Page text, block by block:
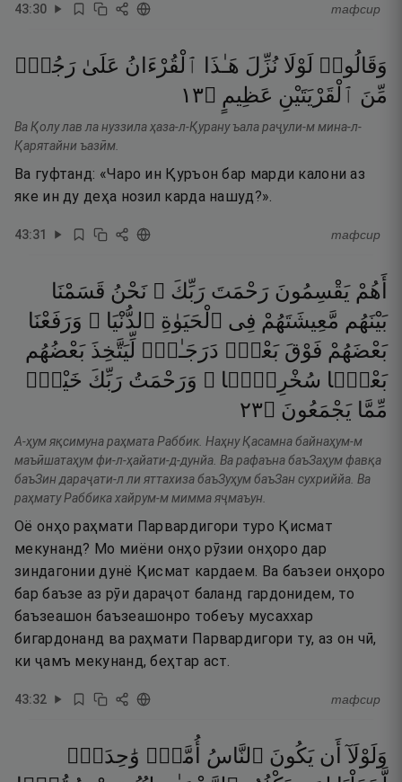
43:30 тафсир
وَقَالُوا۟ لَوْلَا نُزِّلَ هَـٰذَا ٱلْقُرْءَانُ عَلَىٰ رَجُلٍۢ
مِّنَ ٱلْقَرْيَتَيْنِ عَظِيمٍ ۝٣١
Ва Қолу лав ла нуззила ҳаза-л-Қурану ъала раҷули-м мина-л-
Қарятайни ъазӣм.
Ва гуфтанд: «Чаро ин Қуръон бар марди калони аз
яке ин ду деҳа нозил карда нашуд?».
43:31 тафсир
أَهُمْ يَقْسِمُونَ رَحْمَتَ رَبِّكَ ۚ نَحْنُ قَسَمْنَا
بَيْنَهُم مَّعِيشَتَهُمْ فِى ٱلْحَيَوٰةِ ٱلدُّنْيَا ۚ وَرَفَعْنَا
بَعْضَهُمْ فَوْقَ بَعْضٍۢ دَرَجَـٰتٍۢ لِّيَتَّخِذَ بَعْضُهُم
بَعْضًۭا سُخْرِيًّۭا ۗ وَرَحْمَتُ رَبِّكَ خَيْرٌۭ
مِّمَّا يَجْمَعُونَ ۝٣٢
А-ҳум яқсимуна раҳмата Раббик. Наҳну Қасамна байнаҳум-м
маъӣшатаҳум фи-л-ҳайати-д-дунйа. Ва рафаъна баъЗаҳум фавқа
баъЗин дараҷати-л ли яттахиза баъЗуҳум баъЗан сухриййа. Ва
раҳмату Раббика хайрум-м мимма яҷмаъун.
Оё онҳо раҳмати Парвардигори туро Қисмат
мекунанд? Мо миёни онҳо рӯзии онҳоро дар
зиндагонии дунё Қисмат кардаем. Ва баъзеи онҳоро
бар баъзе аз рӯи дараҷот баланд гардонидем, то
баъзеашон баъзеашонро тобеъу мусаххар
бигардонанд ва раҳмати Парвардигори ту, аз он чӣ,
ки ҷамъ мекунанд, беҳтар аст.
43:32 тафсир
وَلَوْلَآ أَن يَكُونَ ٱلنَّاسُ أُمَّةًۭ وَٰحِدَةًۭ